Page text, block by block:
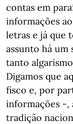
contas em
informações
letras e já que
assunto há um
tanto
Digamos que
fisco e, por
informações -,
tradição